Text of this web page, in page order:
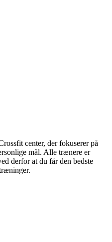
center, der fokuserer på
mål. Alle trænere er
derfor at du får den bedste